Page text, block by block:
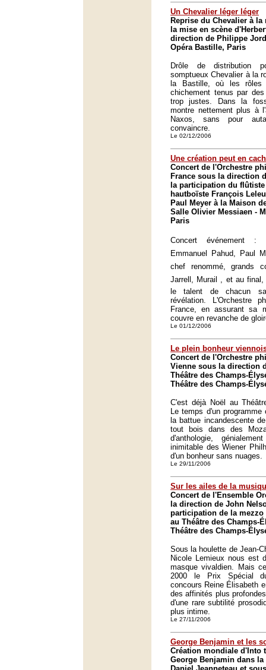
Un Chevalier léger léger
Reprise du Chevalier à
la mise en scène
direction de Philippe
Opéra Bastille, Paris
Drôle de distribution
somptueux Chevalier à la
la Bastille, où les rôles
chichement tenus par
trop justes. Dans la
montre nettement plus à
Naxos, sans pour
convaincre.
Le 02/12/2006
Une création peut en
Concert de l'Orchestre
France sous la direction
la participation du
hautboïste François
Paul Meyer à la Maison
Salle Olivier Messiaen -
Paris
Concert événement :
Emmanuel Pahud, Paul
chef renommé, grands
Jarrell, Murail , et au
le talent de chacun
révélation. L'Orchestre
France, en assurant sa
couvre en revanche de
Le 01/12/2006
Le plein bonheur
Concert de l'Orchestre
Vienne sous la direction
Théâtre des Champs-
Théâtre des Champs-
C'est déjà Noël au
Le temps d'un
la battue incandescente
tout bois dans des
d'anthologie,
inimitable des Wiener
d'un bonheur sans nuages.
Le 29/11/2006
Sur les ailes de la
Concert de l'Ensemble
la direction de John
participation de la mezzo
au Théâtre des Champs-
Théâtre des Champs-
Sous la houlette de Jean-
Nicole Lemieux nous est
masque vivaldien. Mais
2000 le Prix Spécial
concours Reine Élisabeth
des affinités plus
d'une rare subtilité
plus intime.
Le 27/11/2006
George Benjamin et les
Création mondiale d'Into
George Benjamin dans